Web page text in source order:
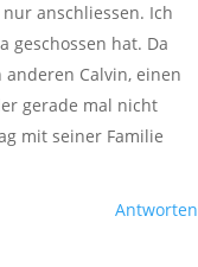
anschliessen. Ich
geschossen hat. Da
Calvin, einen
gerade mal nicht
mit seiner Familie
Antworten